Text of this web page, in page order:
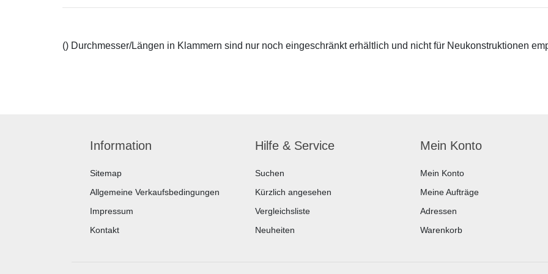
() Durchmesser/Längen in Klammern sind nur noch eingeschränkt erhältlich und nicht für Neukonstruktionen
Information
Sitemap
Allgemeine Verkaufsbedingungen
Impressum
Kontakt
Hilfe & Service
Suchen
Kürzlich angesehen
Vergleichsliste
Neuheiten
Mein Konto
Mein Konto
Meine Aufträge
Adressen
Warenkorb